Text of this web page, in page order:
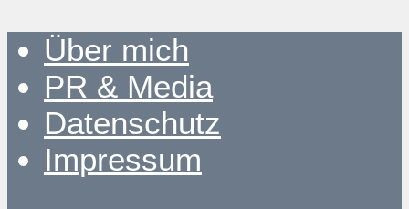
Über mich
PR & Media
Datenschutz
Impressum